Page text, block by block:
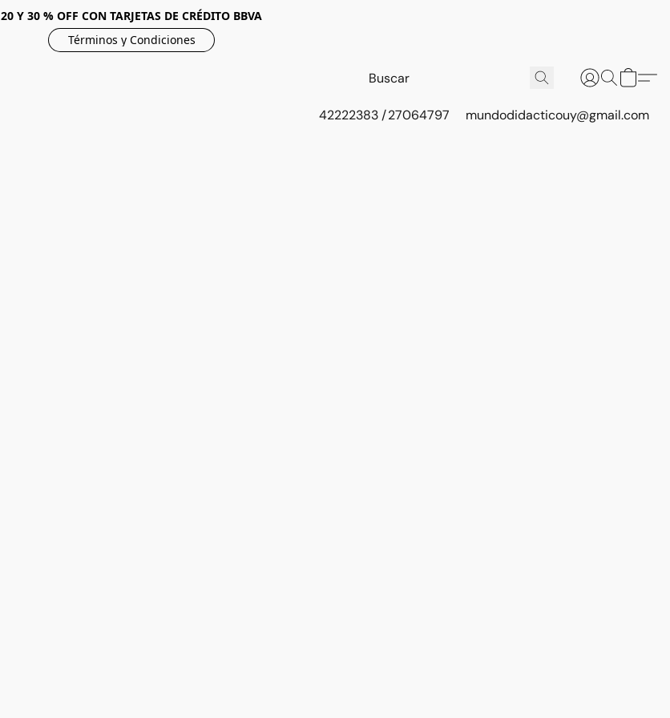
20 Y 30 % OFF CON TARJETAS DE CRÉDITO BBVA
Términos y Condiciones
42222383 / 27064797 mundodidacticouy@gmail.com